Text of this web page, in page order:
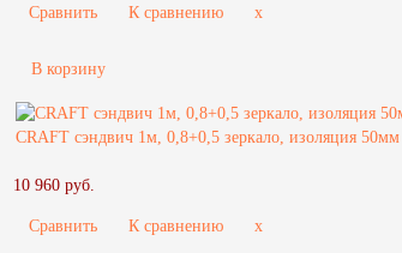
Сравнить К сравнению x
В корзину
CRAFT сэндвич 1м, 0,8+0,5 зеркало, изоляция 50мм
10 960 руб.
Сравнить К сравнению x